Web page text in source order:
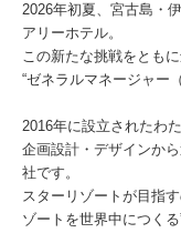
2026年初夏、宮古島・
アリーホテル。
この新たな挑戦をとも
“ゼネラルマネージャー
2016年に設立されたわ
企画設計・デザインか
社です。
スターリゾートが目指
ゾートを世界中につくる